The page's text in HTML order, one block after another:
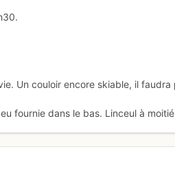
Un couloir encore skiable, il
fournie dans le bas. Linceul à